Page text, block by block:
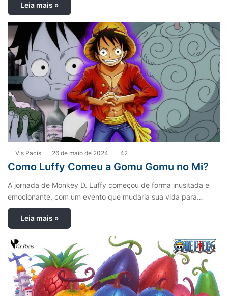
Leia mais »
Vis Pacis 26 de maio de 2024 42
Como Luffy Comeu a Gomu Gomu no Mi?
A jornada de Monkey D. Luffy começou de forma inusitada e
emocionante, com um evento que mudaria sua vida para…
Leia mais »